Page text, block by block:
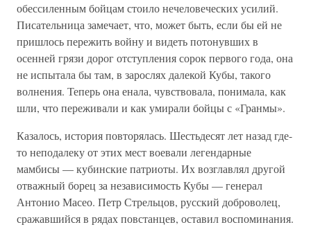
обессиленным бойцам стоило нечеловеческих усилий.
Писательница замечает, что, может быть, если бы ей не
пришлось пережить войну и видеть потонувших в
осенней грязи дорог отступления сорок первого года, она
не испытала бы там, в зарослях далекой Кубы, такого
волнения. Теперь она енала, чувствовала, понимала, как
шли, что переживали и как умирали бойцы с «Гранмы».
Казалось, история повторялась. Шестьдесят лет назад где-
то неподалеку от этих мест воевали легендарные
мамбисы — кубинские патриоты. Их возглавлял другой
отважный борец за независимость Кубы — генерал
Антонио Масео. Петр Стрельцов, русский доброволец,
сражавшийся в рядах повстанцев, оставил воспоминания.